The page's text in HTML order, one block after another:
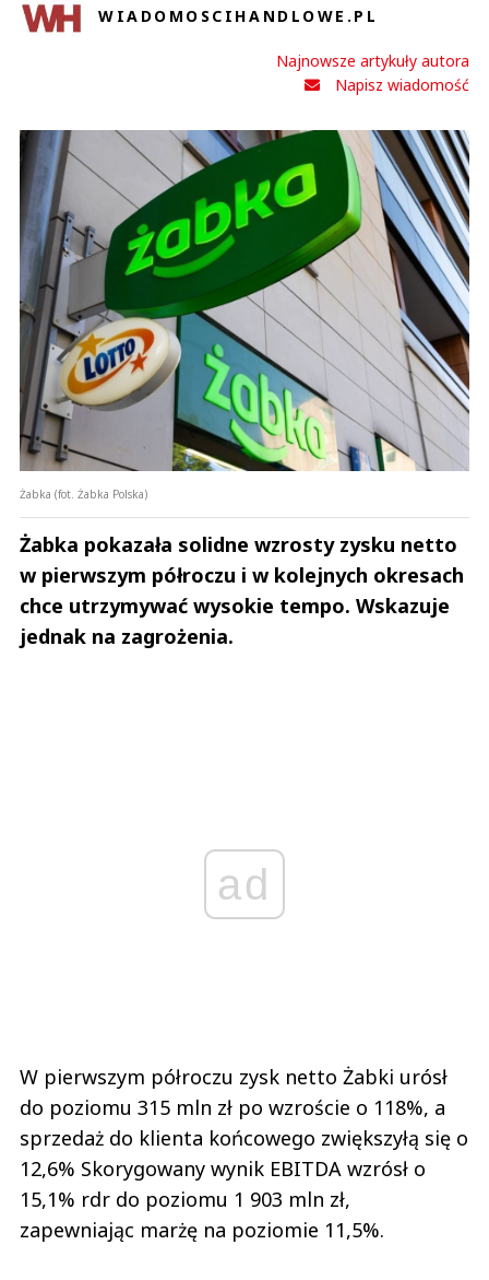
WIADOMOSCIHANDLOWE.PL
Najnowsze artykuły autora
Napisz wiadomość
Żabka (fot. Żabka Polska)
Żabka pokazała solidne wzrosty zysku netto
w pierwszym półroczu i w kolejnych okresach
chce utrzymywać wysokie tempo. Wskazuje
jednak na zagrożenia.
ad
W pierwszym półroczu zysk netto Żabki urósł
do poziomu 315 mln zł po wzroście o 118%, a
sprzedaż do klienta końcowego zwiększyłą się o
12,6% Skorygowany wynik EBITDA wzrósł o
15,1% rdr do poziomu 1 903 mln zł,
zapewniając marżę na poziomie 11,5%.